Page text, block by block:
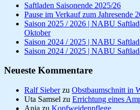
Saftladen Saisonende 2025/26
Pause im Verkauf zum Jahresende
Saison 2025 / 2026 | NABU
Oktober
Saison 2024 / 2025 | NABU
Saison 2024 / 2025 | NABU
Neueste Kommentare
Ralf Sieberzu Obstbaumschnitt in
Uta Samsel zu Errichtung eines
Anja zu Kopfweidenpflege